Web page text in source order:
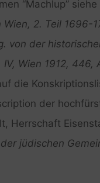
“Machlup” siehe
2. Teil 1696-
von der
Wien 1912, 446,
die
der
Herrschaft
jüdischen